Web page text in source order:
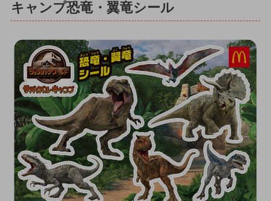
キャンプ恐竜・翼竜シール